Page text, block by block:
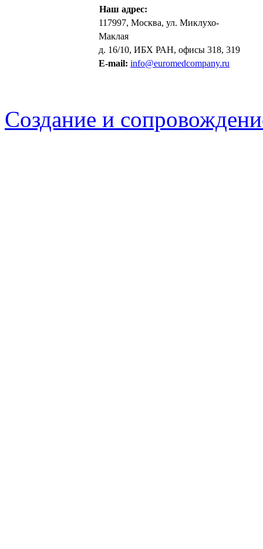
Наш адрес:
117997, Москва, ул. Миклухо-
Маклая
д. 16/10, ИБХ РАН, офисы 318, 319
E-mail: info@euromedcompany.ru
Создание и